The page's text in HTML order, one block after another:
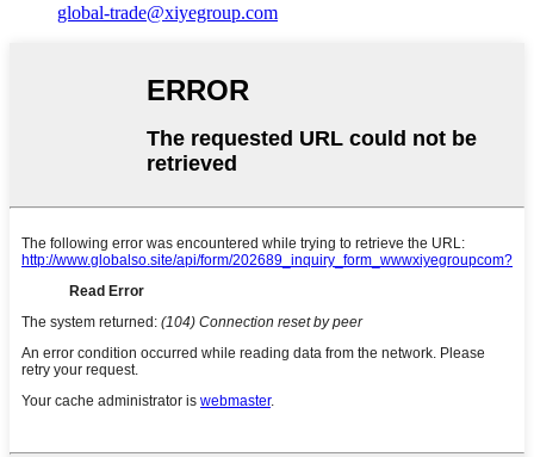
global-trade@xiyegroup.com